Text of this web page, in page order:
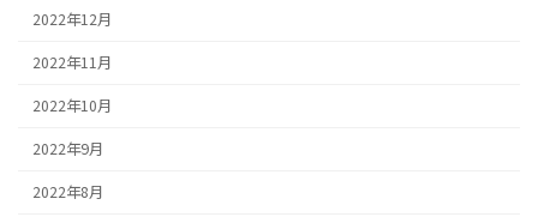
2022年12月
2022年11月
2022年10月
2022年9月
2022年8月